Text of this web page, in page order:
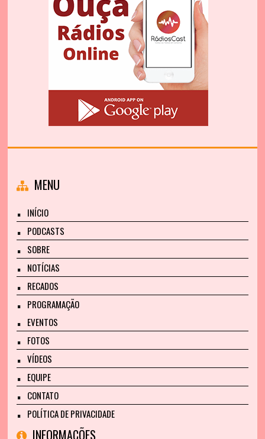
MENU
INÍCIO
PODCASTS
SOBRE
NOTÍCIAS
RECADOS
PROGRAMAÇÃO
EVENTOS
FOTOS
VÍDEOS
EQUIPE
CONTATO
POLÍTICA DE PRIVACIDADE
INFORMAÇÕES